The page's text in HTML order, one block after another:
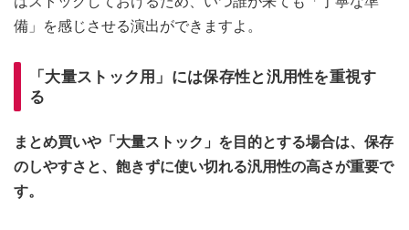
備」を感じさせる演出ができますよ。
「大量ストック用」には保存性と汎用性を重視す
る
まとめ買いや「大量ストック」を目的とする場合は、保存
のしやすさと、飽きずに使い切れる汎用性の高さが重要で
す。